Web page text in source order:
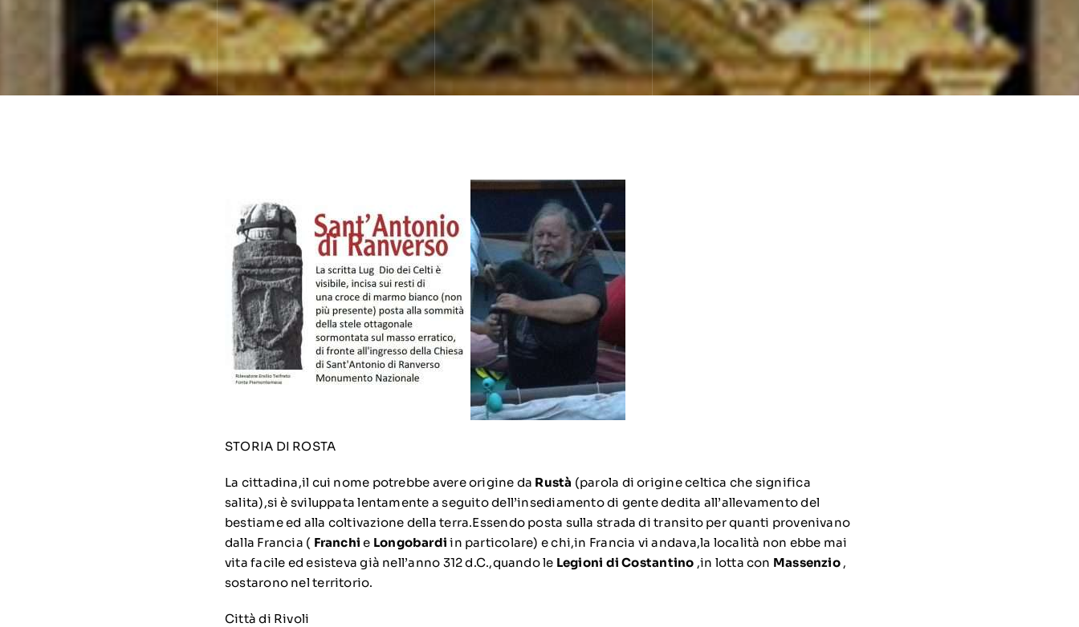
STORIA DI ROSTA
La cittadina,il cui nome potrebbe avere origine da Rustà (parola di origine celtica che significa
salita),si è sviluppata lentamente a seguito dell’insediamento di gente dedita all’allevamento del
bestiame ed alla coltivazione della terra.Essendo posta sulla strada di transito per quanti provenivano
dalla Francia ( Franchi e Longobardi in particolare) e chi,in Francia vi andava,la località non ebbe mai
vita facile ed esisteva già nell’anno 312 d.C.,quando le Legioni di Costantino ,in lotta con Massenzio,
sostarono nel territorio.
Città di Rivoli